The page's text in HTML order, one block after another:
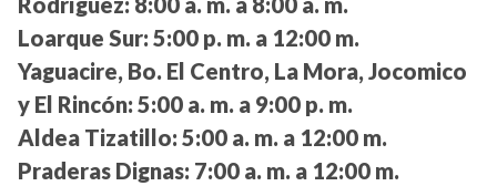
Loarque Sur: 5:00 p. m. a 12:00 m.
Yaguacire, Bo. El Centro, La Mora, Jocomico
y El Rincón: 5:00 a. m. a 9:00 p. m.
Aldea Tizatillo: 5:00 a. m. a 12:00 m.
Praderas Dignas: 7:00 a. m. a 12:00 m.